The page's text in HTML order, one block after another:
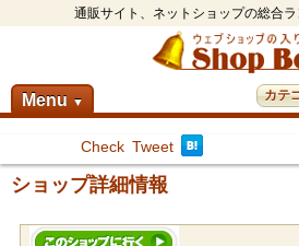
通販サイト、ネットショップの総合
Menu ▼ カテ
Check Tweet
ショップ詳細情報